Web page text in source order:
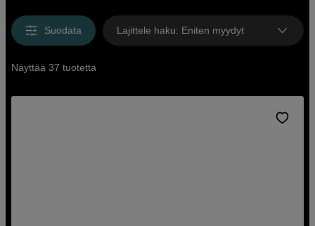
Suodata Lajittele haku: Eniten myydyt
Näyttää 37 tuotetta